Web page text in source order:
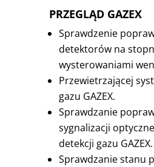
PRZEGLĄD GAZEX
Sprawdzenie
detektorów na
wysterowaniami
Przewietrzającej
gazu GAZEX.
Sprawdzanie
sygnalizacji
detekcji gazu GAZEX.
Sprawdzanie stanu